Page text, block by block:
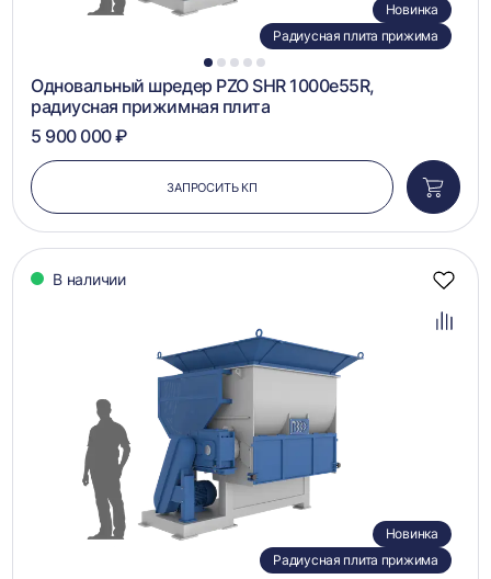
1 2 3 4 5
Новинка
Радиусная плита прижима
Одновальный шредер PZO SHR 1000e55R,
радиусная прижимная плита
5 900 000 ₽
ЗАПРОСИТЬ КП
в
В наличии
Новинка
Радиусная плита прижима